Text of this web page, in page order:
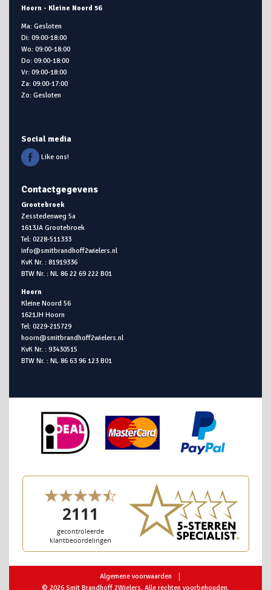
Hoorn - Kleine Noord 56
Ma: Gesloten
Di: 09:00-18:00
Wo: 09:00-18:00
Do: 09:00-18:00
Vr: 09:00-18:00
Za: 09:00-17:00
Zo: Gesloten
Social media
Like ons!
Contactgegevens
Grootebroek
Zesstedenweg 5a
1613JA Grootebroek
Tel: 0228-511333
info@smitbrandhoff2wielers.nl
KvK Nr. : 81919336
BTW Nr. : NL 86 22 69 222 B01
Hoorn
Kleine Noord 56
1621JH Hoorn
Tel: 0229-215729
hoorn@smitbrandhoff2wielers.nl
KvK Nr. : 93430515
BTW Nr. : NL 86 63 96 123 B01
Algemene voorwaarden
© 2026 Smit Brandhoff 2Wielers. Alle rechten voorbehouden.